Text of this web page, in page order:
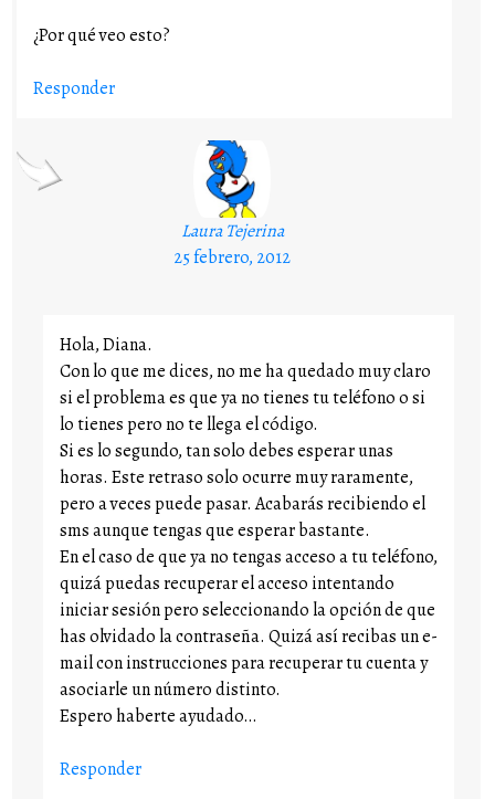
¿Por qué veo esto?
Responder
Laura Tejerina
25 febrero, 2012
Hola, Diana.
Con lo que me dices, no me ha quedado muy claro
si el problema es que ya no tienes tu teléfono o si
lo tienes pero no te llega el código.
Si es lo segundo, tan solo debes esperar unas
horas. Este retraso solo ocurre muy raramente,
pero a veces puede pasar. Acabarás recibiendo el
sms aunque tengas que esperar bastante.
En el caso de que ya no tengas acceso a tu teléfono,
quizá puedas recuperar el acceso intentando
iniciar sesión pero seleccionando la opción de que
has olvidado la contraseña. Quizá así recibas un e-
mail con instrucciones para recuperar tu cuenta y
asociarle un número distinto.
Espero haberte ayudado…
Responder